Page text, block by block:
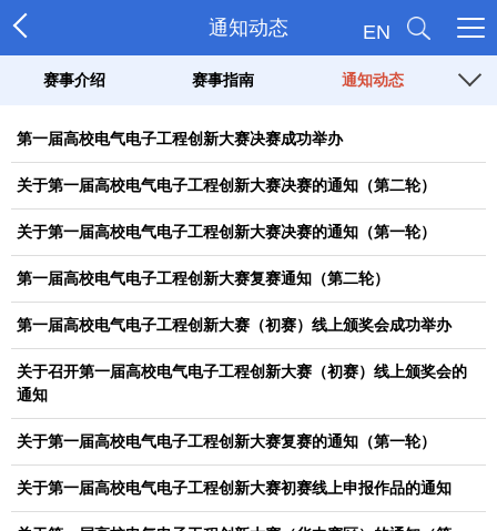
通知动态 EN
赛事介绍 赛事指南 通知动态
第一届高校电气电子工程创新大赛决赛成功举办
关于第一届高校电气电子工程创新大赛决赛的通知（第二轮）
关于第一届高校电气电子工程创新大赛决赛的通知（第一轮）
第一届高校电气电子工程创新大赛复赛通知（第二轮）
第一届高校电气电子工程创新大赛（初赛）线上颁奖会成功举办
关于召开第一届高校电气电子工程创新大赛（初赛）线上颁奖会的
通知
关于第一届高校电气电子工程创新大赛复赛的通知（第一轮）
关于第一届高校电气电子工程创新大赛初赛线上申报作品的通知